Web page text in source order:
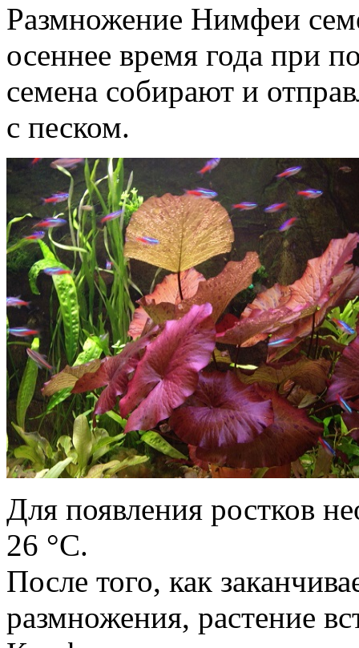
Размножение Нимфеи
осеннее время года при
семена собирают и
с песком.
Для появления ростков
26 °С.
После того, как
размножения, растение